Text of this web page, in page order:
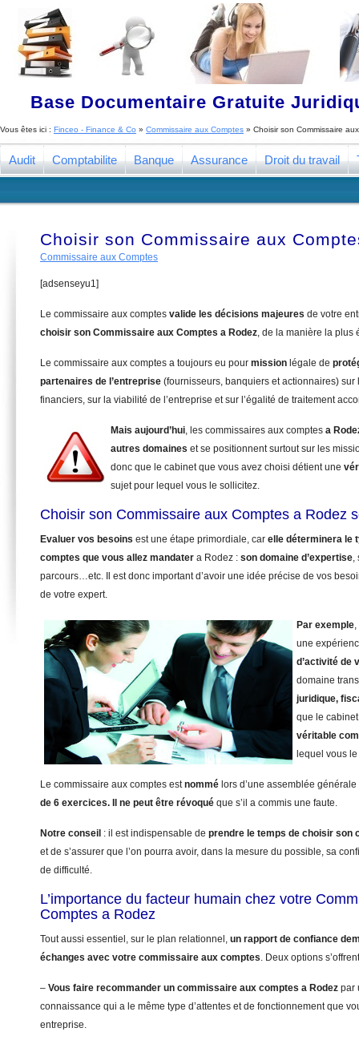
Base Documentaire Gratuite
Vous êtes ici : Finceo - Finance & Co » Commissaire aux Comptes » Choisir son Commissaire
Audit Comptabilite Banque Assurance Droit du travail
Choisir son Commissaire aux
Commissaire aux Comptes
[adsenseyu1]
Le commissaire aux comptes valide les décisions majeures de votre
choisir son Commissaire aux Comptes a Rodez, de la manière la plus
Le commissaire aux comptes a toujours eu pour mission légale de
partenaires de l’entreprise (fournisseurs, banquiers et actionnaires) sur
financiers, sur la viabilité de l’entreprise et sur l’égalité de traitement
Mais aujourd’hui, les commissaires aux comptes a
autres domaines et se positionnent surtout sur les
donc que le cabinet que vous avez choisi détient une
sujet pour lequel vous le sollicitez.
Choisir son Commissaire aux Comptes a Rodez
Evaluer vos besoins est une étape primordiale, car elle déterminera le
comptes que vous allez mandater a Rodez : son domaine d’expertise,
parcours…etc. Il est donc important d’avoir une idée précise de vos
de votre expert.
Par exemple
une
d’activité de
domaine
juridique,
que le
véritable
lequel vous
Le commissaire aux comptes estnommé lors d’une assemblée
de 6 exercices.
Il ne peut être révoqué que s’il a commis une faute.
Notre conseil : il est indispensable de prendre le temps de choisir son
et de s’assurer que l’on pourra avoir, dans la mesure du possible, sa
de difficulté.
L’importance du facteur humain chez votre
Comptes a Rodez
Tout aussi essentiel, sur le plan relationnel, un rapport de confiance
échanges avec votre commissaire aux comptes. Deux options
– Vous faire recommander un commissaire aux comptes a Rodez par
connaissance qui a le même type d’attentes et de fonctionnement que
entreprise.